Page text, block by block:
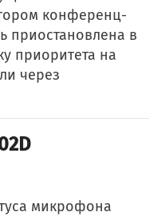
конференц-
приостановлена в
приоритета на
через
микрофона